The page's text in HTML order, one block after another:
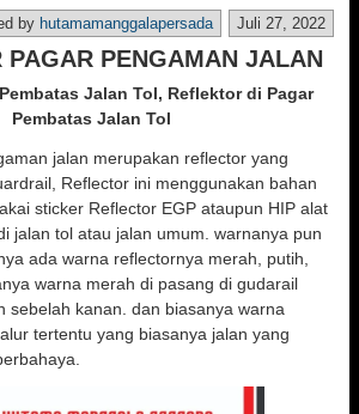
Juli 27, 2022
by hutamamanggalapersada
PAGAR PENGAMAN JALAN
Jalan Tol, Reflektor di Pagar
Pembatas Jalan Tol
jalan merupakan reflector yang
Reflector ini menggunakan bahan
sticker Reflector EGP ataupun HIP alat
jalan tol atau jalan umum. warnanya pun
ada warna reflectornya merah, putih,
warna merah di pasang di gudarail
sebelah kanan. dan biasanya warna
tertentu yang biasanya jalan yang